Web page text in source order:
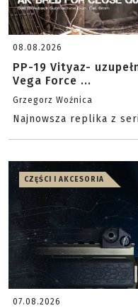
08.08.2026
PP-19 Vityaz-
Vega Force ...
Grzegorz Woźnica
Najnowsza replika z
CZĘŚCI I AKCESORIA
07.08.2026